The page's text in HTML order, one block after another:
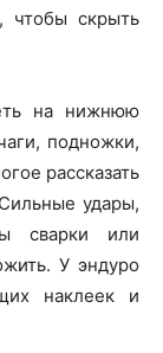
чтобы скрыть
на нижнюю
подножки,
рассказать
удары,
сварки или
У эндуро
наклеек и